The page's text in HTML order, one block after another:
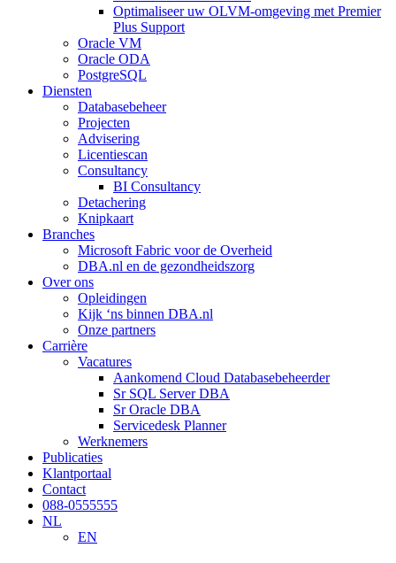
Optimaliseer uw OLVM-omgeving met Premier
Plus Support
Oracle VM
Oracle ODA
PostgreSQL
Diensten
Databasebeheer
Projecten
Advisering
Licentiescan
Consultancy
BI Consultancy
Detachering
Knipkaart
Branches
Microsoft Fabric voor de Overheid
DBA.nl en de gezondheidszorg
Over ons
Opleidingen
Kijk ‘ns binnen DBA.nl
Onze partners
Carrière
Vacatures
Aankomend Cloud Databasebeheerder
Sr SQL Server DBA
Sr Oracle DBA
Servicedesk Planner
Werknemers
Publicaties
Klantportaal
Contact
088-0555555
NL
EN